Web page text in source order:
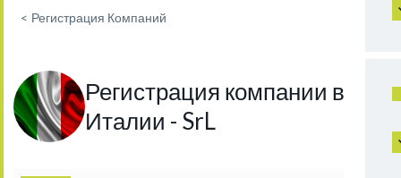
< Регистрация Компаний
Регистрация компании в
Италии - SrL